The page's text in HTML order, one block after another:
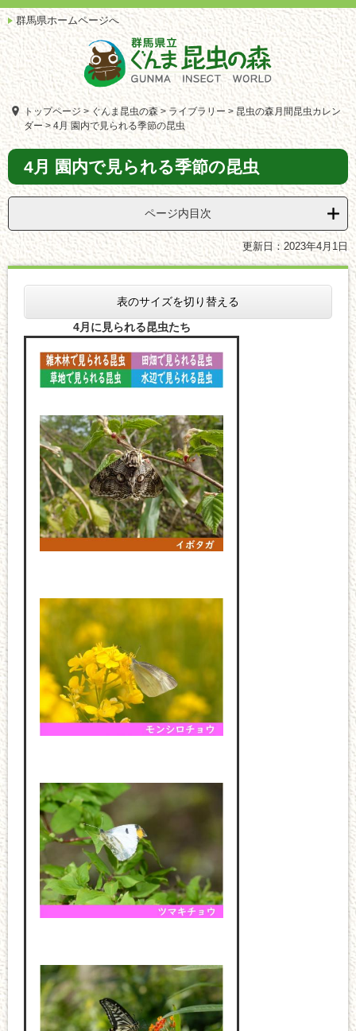
ペ
ー
ジ
の
す。
メ
ニ
ュ
ー
し
本
文
へ
群馬県ホームページへ
トップページ > ぐんま昆虫の森 > ライブラリー > 昆虫の森月間昆虫カレン
ダー> 4月 園内で見られる季節の昆虫
本
4月 園内で見られる季節の昆虫
ページ内目次
更新日：2023年4月1日
表のサイズを切り替える
4月に見られる昆虫たち